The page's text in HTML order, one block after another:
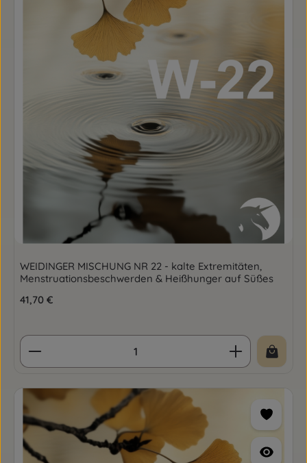
WEIDINGER MISCHUNG NR 22 - kalte Extremitäten,
Menstruationsbeschwerden & Heißhunger auf Süßes
Regulärer Preis:
41,70 €
Produkt Anzahl: Gib den gewünschten Wert